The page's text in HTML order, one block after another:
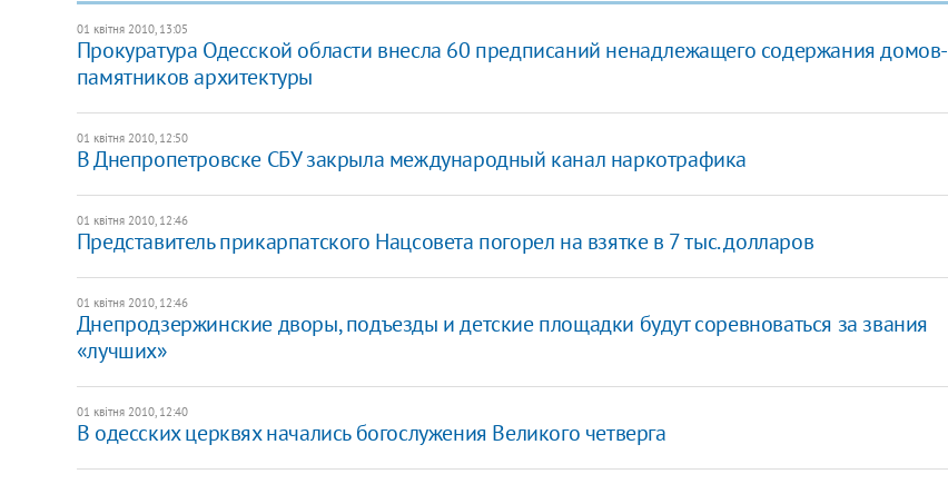
01 квітня 2010, 13:05
Прокуратура Одесской области внесла 60 предписаний ненадлежащего содержания домов-
памятников архитектуры
01 квітня 2010, 12:50
В Днепропетровске СБУ закрыла международный канал наркотрафика
01 квітня 2010, 12:46
Представитель прикарпатского Нацсовета погорел на взятке в 7 тыс. долларов
01 квітня 2010, 12:46
Днепродзержинские дворы, подъезды и детские площадки будут соревноваться за звания
«лучших»
01 квітня 2010, 12:40
В одесских церквях начались богослужения Великого четверга